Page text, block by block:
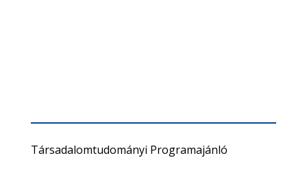
Társadalomtudományi Programajánló